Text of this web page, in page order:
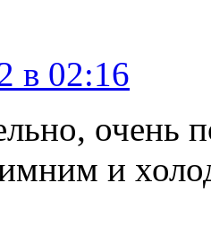
в 02:16
очень
и